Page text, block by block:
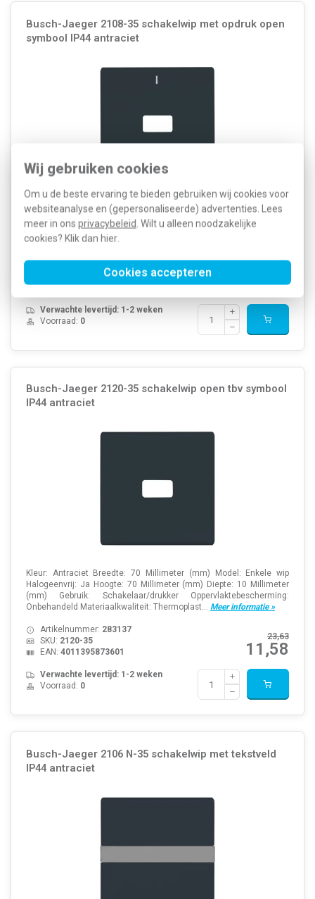
Wij gebruiken cookies
Om u de beste ervaring te bieden gebruiken wij cookies voor
websiteanalyse en (gepersonaliseerde) advertenties. Lees
meer in ons privacybeleid . Wilt u alleen noodzakelijke
cookies? Klik dan hier
Cookies accepteren
Busch-Jaeger 2108-35 schakelwip met opdruk open
symbool IP44 antraciet
Kleur: Antraciet Breedte: 70 Millimeter (mm) Model: Enkele wip
Halogeenvrij: Ja Hoogte: 70 Millimeter (mm) Diepte: 10 Millimeter
(mm) Gebruik: Schakelaar/drukker Oppervlaktebescherming:
Onbehandeld Materiaalkwaliteit: Thermoplast...
12,77
EAN:4011395873502
Verwachte levertijd: 1-2 weken
Voorraad: 0
Busch-Jaeger 2120-35 schakelwip open tbv symbool
IP44 antraciet
Kleur: Antraciet Breedte: 70 Millimeter (mm) Model: Enkele wip
Halogeenvrij: Ja Hoogte: 70 Millimeter (mm) Diepte: 10 Millimeter
(mm) Gebruik: Schakelaar/drukker Oppervlaktebescherming:
Onbehandeld Materiaalkwaliteit: Thermoplast... Meer informatie »
23,63
11,58
Artikelnummer: 283137
SKU: 2120-35
EAN: 4011395873601
Verwachte levertijd: 1-2 weken
Voorraad: 0
Busch-Jaeger 2106 N-35 schakelwip met tekstveld
IP44 antraciet